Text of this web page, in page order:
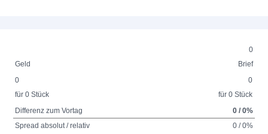
0
Geld
Brief
0
für 0 Stück
0
für 0 Stück
Differenz zum Vortag
0 / 0%
Spread absolut / relativ
0 / 0%